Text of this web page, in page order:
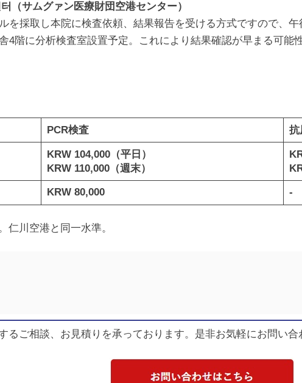
（サムグァン医療財団空港センター）
を採取し本院に検査依頼、結果報告を受ける方式ですので、午
4階に分析検査室設置予定。これにより結果確認が早まる可能
PCR検査 抗
KRW 104,000（平日）
KRW 110,000（週末）
KRW 80,000 -
川空港と同一水準。
るご相談、お見積りを承っております。是非お気軽にお問い合